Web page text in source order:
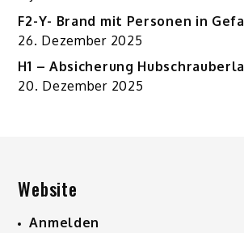
F2-Y- Brand mit Personen in
26. Dezember 2025
H1 – Absicherung
20. Dezember 2025
Website
Anmelden